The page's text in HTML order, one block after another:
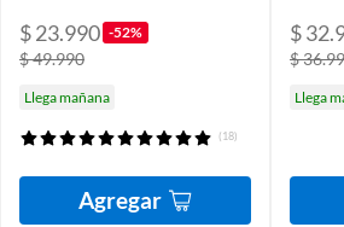
$ 23.990 -52%
$ 49.990
Llega mañana
(18)
Agregar
$
$
Llega